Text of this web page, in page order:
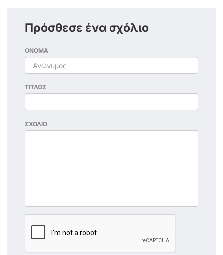
Πρόσθεσε ένα σχόλιο
ΟΝΟΜΑ
ΤΙΤΛΟΣ
ΣΧΟΛΙΟ